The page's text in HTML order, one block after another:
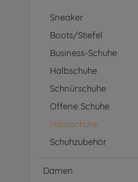
Sneaker
Boots/Stiefel
Business-Schuhe
Halbschuhe
Schnürschuhe
Offene Schuhe
Hausschuhe
Schuhzubehör
Damen